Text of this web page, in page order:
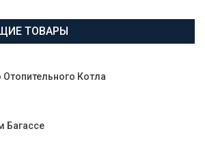
ТОВАРЫ
Отопительного Котла
Багассе